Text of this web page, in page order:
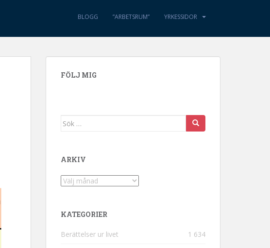
BLOGG ”ARBETSRUM” YRKESSIDOR
FÖLJ MIG
Sök efter:
ARKIV
Arkiv
KATEGORIER
Berättelser ur livet 1 634